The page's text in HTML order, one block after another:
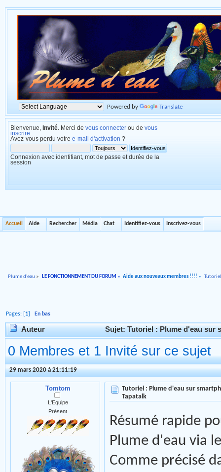
Powered by Translate
Bienvenue, Invité . Merci de vous connecter ou de vous
inscrire
Avez-vous perdu votre e-mail d'activation ?
Connexion avec identifiant, mot de passe et durée de la
session
Accueil Aide Rechercher Média Chat Identifiez-vous Inscrivez-vous
Plume d'eau » LE FONCTIONNEMENT DU FORUM » Aide aux nouveaux membres !!!! »
Pages: [ 1 ]En bas
Auteur Sujet: Tutoriel : Plume d'eau sur
0 Membres et 1 Invité sur ce sujet
29 mars 2020 à 21:11:19
Tomtom
L'Equipe
Présent
Tutoriel : Plume d'eau sur
Tapatalk
Résumé rapide
Plume d'eau via
Comme précisé